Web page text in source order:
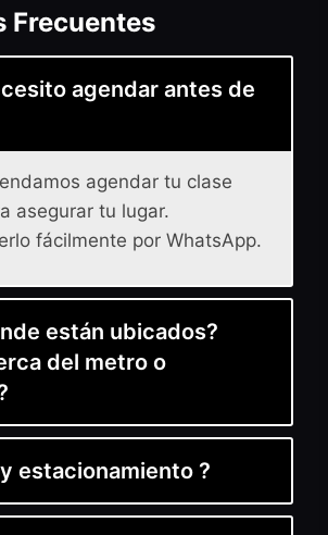
Frecuentes
agendar antes de
agendar tu clase
asegurar tu lugar.
fácilmente por WhatsApp.
están ubicados?
del metro o
estacionamiento ?